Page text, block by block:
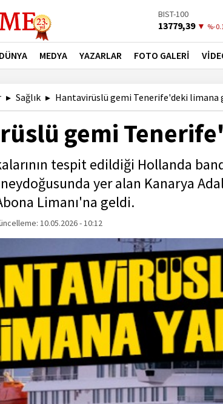
BIST-100
13779,39 ▼ %-
DÜNYA MEDYA YAZARLAR FOTO GALERİ
Sağlık Hantavirüslü gemi Tenerife'deki limana
gemi
tespit edildiği Hollanda
yer alan Kanarya
Limanı'na geldi.
10.05.2026 - 10:12